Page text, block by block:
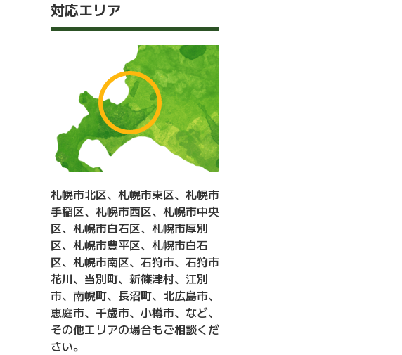
対応エリア
札幌市北区、札幌市東区、札幌市
手稲区、札幌市西区、札幌市中央
区、札幌市白石区、札幌市厚別
区、札幌市豊平区、札幌市白石
区、札幌市南区、石狩市、石狩市
花川、当別町、新篠津村、江別
市、南幌町、長沼町、北広島市、
恵庭市、千歳市、小樽市、など、
その他エリアの場合もご相談くだ
さい。